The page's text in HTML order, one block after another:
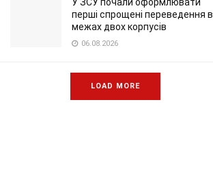
перші спрощені переведення в
межах двох корпусів
06.08.2026
LOAD MORE